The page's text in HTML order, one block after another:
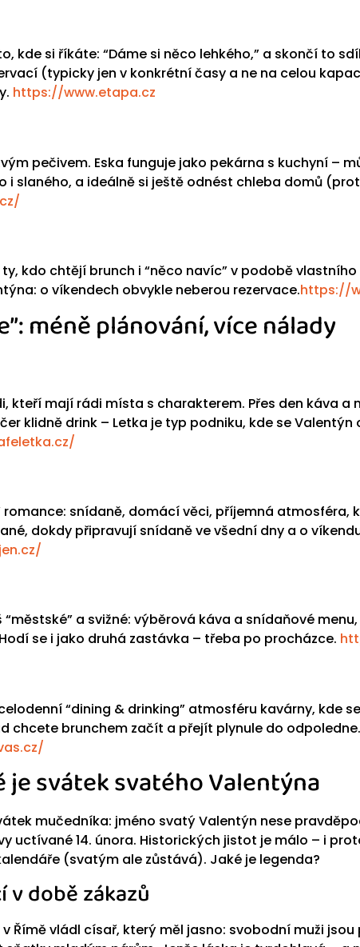
kde si říkáte: “Dáme si něco lehkého,” a skončí to
(typicky jen v konkrétní časy a ne na celou
https://www.etapa.cz
pečivem. Eska funguje jako pekárna s kuchyní –
i slaného, a ideálně si ještě odnést chleba domů
kdo chtějí brunch i “něco navíc” v podobě
o víkendech obvykle neberou rezervace.https://
méně plánování, více nálady
kteří mají rádi místa s charakterem. Přes den káva a
klidně drink – Letka je typ podniku, kde se
romance: snídaně, domácí věci, příjemná atmosféra,
dokdy připravují snídaně ve všední dny a o
“městské” a svižné: výběrová káva a snídaňové
se i jako druhá zastávka – třeba po procházce.
“dining & drinking” atmosféru kavárny, kde
chcete brunchem začít a přejít plynule do odpoledne.
je svátek svatého Valentýna
mučedníka: jméno svatý Valentýn nese
uctívané 14. února. Historických jistot je málo – i
(svatým ale zůstává). Jaké je legenda?
v době zákazů
v Římě vládl císař, který měl jasno: svobodní muži